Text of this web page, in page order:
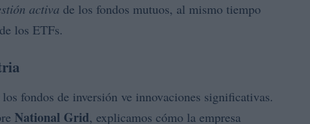
activa de los fondos mutuos, al mismo tiempo
de los ETFs.
fondos de inversión ve innovaciones significativas.
National Grid, explicamos cómo la empresa